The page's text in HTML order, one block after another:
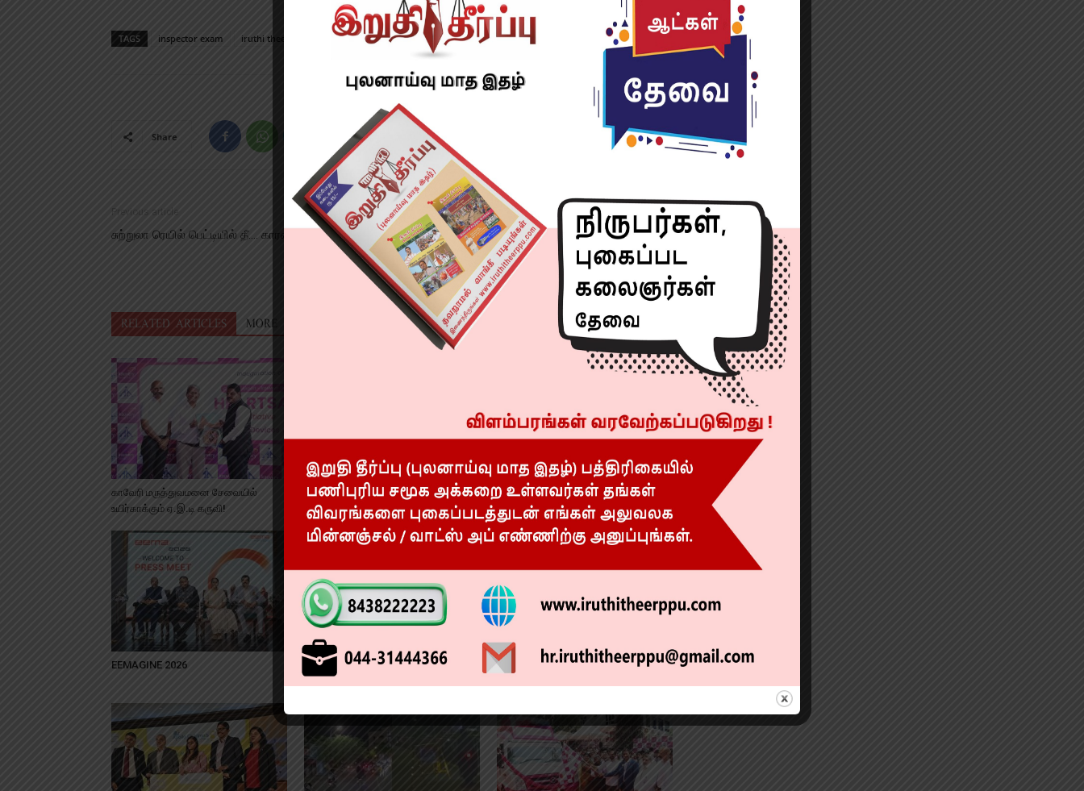
TAGS inspector exam iruthi theerppu news police news sub inspector sub inspector written exam
Share
Previous article
சுற்றுலா ரெயில் பெட்டியில் தீ…. காரணம் என்ன?!
Next article
Hon’ble Mayor Ms. Priya Rajan Greater
Corporation of Chennai inaugurated the Grand
Finale of Rajasthani Olympiad 2023
RELATED ARTICLES MORE FROM AUTHOR
காவேரி மருத்துவமனை சேவையில்
உயிர்காக்கும் ஏ.இ.டி கருவி!
அதிக மின்சார கட்டணம்! விளக்கம்!!
நீட் தேர்வு போராட்டம்! சென்னை மெரினா
கடற்கரையில் போலீஸ் பாதுகாப்பு!!
EEMAGINE 2026
உயர் துல்லிய லைப்போசக்ஷன்
காவேரி மருத்துவமனையின் ‘ஹைபிரிட்